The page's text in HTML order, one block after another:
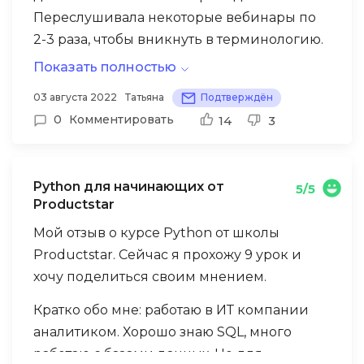
Переслушивала некоторые вебинары по
2-3 раза, чтобы вникнуть в терминологию.
Некоторые пояснения были
Конечно, я не ожидаю, что все будут
объяснять на уровне для чайников, но
рассказывать более детально.
Отдельное спасибо наставникам
Productstar за быстрые ответы на вопросы
Показать полностью
03 августа 2022 Татьяна Подтверждён
0 Комментировать 14 3
Python для начинающих от
Productstar
5/5
Мой отзыв о курсе Python от школы
Productstar. Сейчас я прохожу 9 урок и
хочу поделиться своим мнением.
Кратко обо мне: работаю в ИТ компании
аналитиком. Хорошо знаю SQL, много
работаю с базами данных. Но для